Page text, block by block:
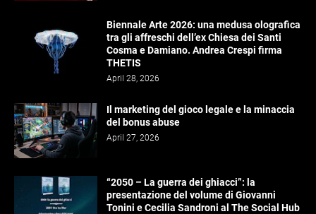
Biennale Arte 2026: una medusa olografica
tra gli affreschi dell’ex Chiesa dei Santi
Cosma e Damiano. Andrea Crespi firma
THETIS
April 28, 2026
Il marketing del gioco legale e la minaccia
del bonus abuse
April 27, 2026
“2050 – La guerra dei ghiacci”: la
presentazione del volume di Giovanni
Tonini e Cecilia Sandroni al The Social Hub